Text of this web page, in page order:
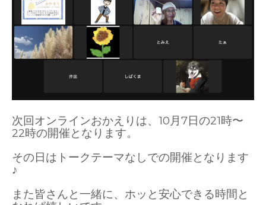
次回オンラインおかえりは、10月7日の21時〜
22時の開催となります。
その日はトークテーマなしでの開催となります
♪
また皆さんと一緒に、ホッと安心できる時間と